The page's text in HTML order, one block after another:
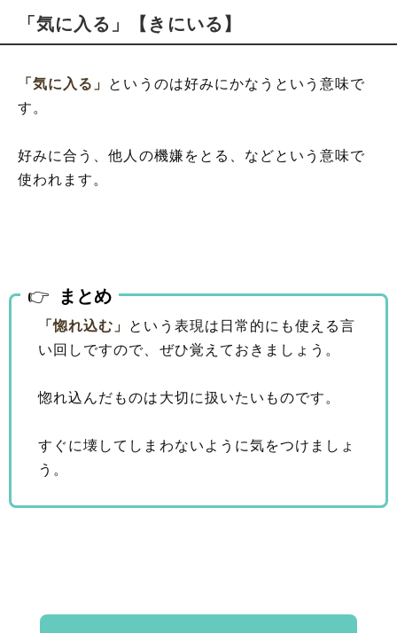
「気に入る」【きにいる】
「気に入る」 というのは好みにかなうという意味で
す。
好みに合う、他人の機嫌をとる、などという意味で
使われます。
まとめ
「惚れ込む」 という表現は日常的にも使える言
い回しですので、ぜひ覚えておきましょう。
惚れ込んだものは大切に扱いたいものです。
すぐに壊してしまわないように気をつけましょ
う。